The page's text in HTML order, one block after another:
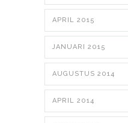
APRIL 2015
JANUARI 2015
AUGUSTUS 2014
APRIL 2014